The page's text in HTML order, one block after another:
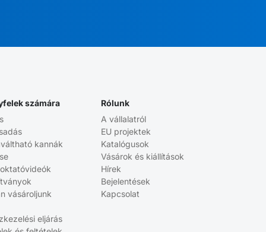
számára
kannák
vásároljunk
eljárás
Rólunk
A vállalatról
EU projektek
Katalógusok
Vásárok és kiállítások
Hírek
Bejelentések
Kapcsolat